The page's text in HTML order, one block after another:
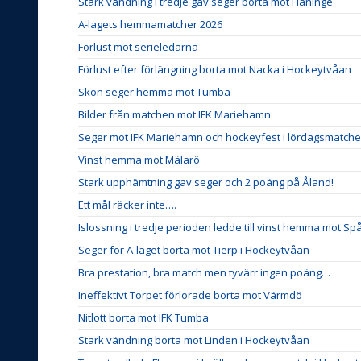
A-lagets hemmamatcher 2026
Förlust mot serieledarna
Förlust efter förlängning borta mot Nacka i Hockeytvåan
Skön seger hemma mot Tumba
Bilder från matchen mot IFK Mariehamn
Seger mot IFK Mariehamn och hockeyfest i
Vinst hemma mot Mälarö
Stark upphämtning gav seger och 2 poäng på Åland!
Ett mål räcker inte….
Islossning i tredje perioden ledde till vinst hemma mot
Seger för A-laget borta mot Tierp i Hockeytvåan
Bra prestation, bra match men tyvärr ingen poäng…
Ineffektivt Torpet förlorade borta mot Värmdö
Nitlott borta mot IFK Tumba
Stark vändning borta mot Linden i Hockeytvåan